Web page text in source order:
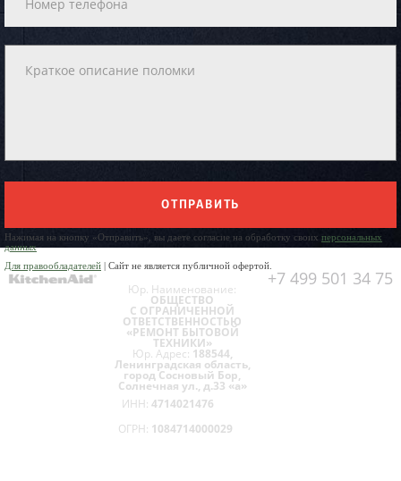
ОТПРАВИТЬ
Нажимая на кнопку «Отправить», вы даете согласие на обработку своих персональных
данных
Для правообладателей | Сайт не является публичной офертой.
+7 499 501 34 75
Юр. Наименование:
ОБЩЕСТВО
С ОГРАНИЧЕННОЙ
ОТВЕТСТВЕННОСТЬЮ
«РЕМОНТ БЫТОВОЙ
ТЕХНИКИ»
Юр. Адрес: 188544,
Ленинградская область,
город Сосновый Бор,
Солнечная ул., д.33 «а»
ИНН: 4714021476
ОГРН: 1084714000029